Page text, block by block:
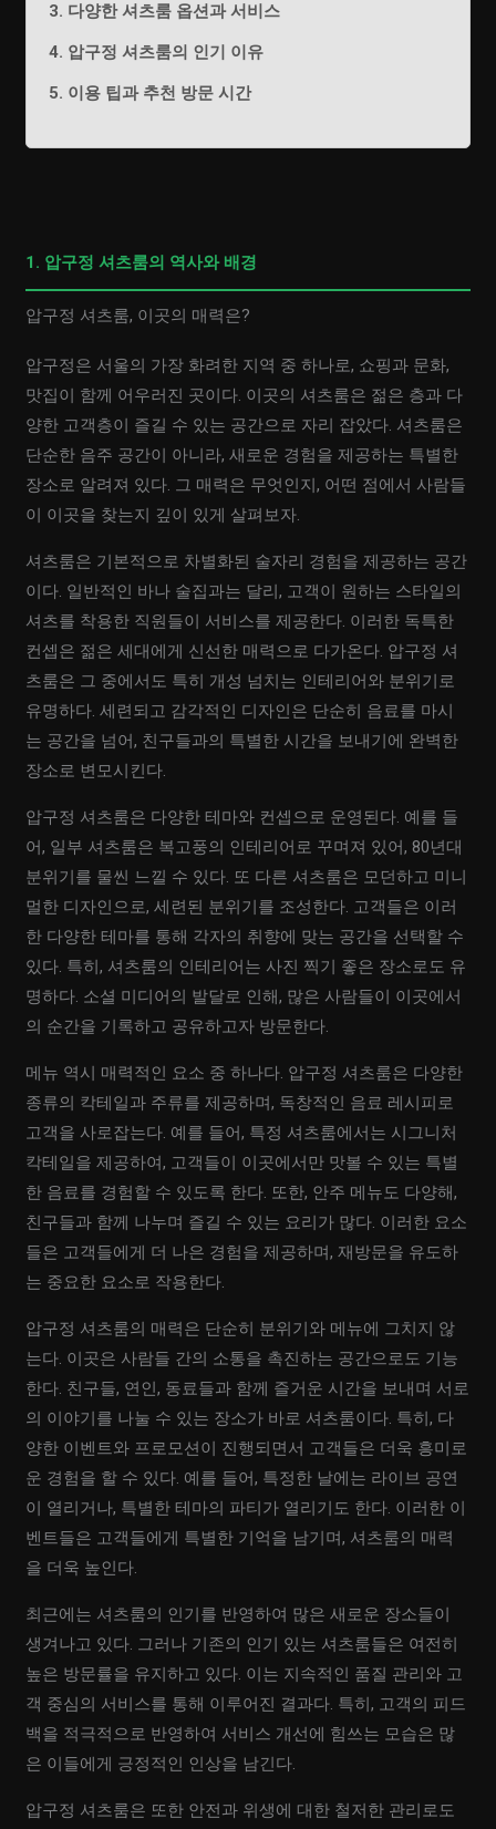
3. 다양한 셔츠룸 옵션과 서비스
4. 압구정 셔츠룸의 인기 이유
5. 이용 팁과 추천 방문 시간
1. 압구정 셔츠룸의 역사와 배경
압구정 셔츠룸, 이곳의 매력은?
압구정은 서울의 가장 화려한 지역 중 하나로, 쇼핑과 문화,
맛집이 함께 어우러진 곳이다. 이곳의 셔츠룸은 젊은 층과 다
양한 고객층이 즐길 수 있는 공간으로 자리 잡았다. 셔츠룸은
단순한 음주 공간이 아니라, 새로운 경험을 제공하는 특별한
장소로 알려져 있다. 그 매력은 무엇인지, 어떤 점에서 사람들
이 이곳을 찾는지 깊이 있게 살펴보자.
셔츠룸은 기본적으로 차별화된 술자리 경험을 제공하는 공간
이다. 일반적인 바나 술집과는 달리, 고객이 원하는 스타일의
셔츠를 착용한 직원들이 서비스를 제공한다. 이러한 독특한
컨셉은 젊은 세대에게 신선한 매력으로 다가온다. 압구정 셔
츠룸은 그 중에서도 특히 개성 넘치는 인테리어와 분위기로
유명하다. 세련되고 감각적인 디자인은 단순히 음료를 마시
는 공간을 넘어, 친구들과의 특별한 시간을 보내기에 완벽한
장소로 변모시킨다.
압구정 셔츠룸은 다양한 테마와 컨셉으로 운영된다. 예를 들
어, 일부 셔츠룸은 복고풍의 인테리어로 꾸며져 있어, 80년대
분위기를 물씬 느낄 수 있다. 또 다른 셔츠룸은 모던하고 미니
멀한 디자인으로, 세련된 분위기를 조성한다. 고객들은 이러
한 다양한 테마를 통해 각자의 취향에 맞는 공간을 선택할 수
있다. 특히, 셔츠룸의 인테리어는 사진 찍기 좋은 장소로도 유
명하다. 소셜 미디어의 발달로 인해, 많은 사람들이 이곳에서
의 순간을 기록하고 공유하고자 방문한다.
메뉴 역시 매력적인 요소 중 하나다. 압구정 셔츠룸은 다양한
종류의 칵테일과 주류를 제공하며, 독창적인 음료 레시피로
고객을 사로잡는다. 예를 들어, 특정 셔츠룸에서는 시그니처
칵테일을 제공하여, 고객들이 이곳에서만 맛볼 수 있는 특별
한 음료를 경험할 수 있도록 한다. 또한, 안주 메뉴도 다양해,
친구들과 함께 나누며 즐길 수 있는 요리가 많다. 이러한 요소
들은 고객들에게 더 나은 경험을 제공하며, 재방문을 유도하
는 중요한 요소로 작용한다.
압구정 셔츠룸의 매력은 단순히 분위기와 메뉴에 그치지 않
는다. 이곳은 사람들 간의 소통을 촉진하는 공간으로도 기능
한다. 친구들, 연인, 동료들과 함께 즐거운 시간을 보내며 서로
의 이야기를 나눌 수 있는 장소가 바로 셔츠룸이다. 특히, 다
양한 이벤트와 프로모션이 진행되면서 고객들은 더욱 흥미로
운 경험을 할 수 있다. 예를 들어, 특정한 날에는 라이브 공연
이 열리거나, 특별한 테마의 파티가 열리기도 한다. 이러한 이
벤트들은 고객들에게 특별한 기억을 남기며, 셔츠룸의 매력
을 더욱 높인다.
최근에는 셔츠룸의 인기를 반영하여 많은 새로운 장소들이
생겨나고 있다. 그러나 기존의 인기 있는 셔츠룸들은 여전히
높은 방문률을 유지하고 있다. 이는 지속적인 품질 관리와 고
객 중심의 서비스를 통해 이루어진 결과다. 특히, 고객의 피드
백을 적극적으로 반영하여 서비스 개선에 힘쓰는 모습은 많
은 이들에게 긍정적인 인상을 남긴다.
압구정 셔츠룸은 또한 안전과 위생에 대한 철저한 관리로도